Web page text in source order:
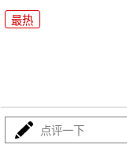
最热
点评一下